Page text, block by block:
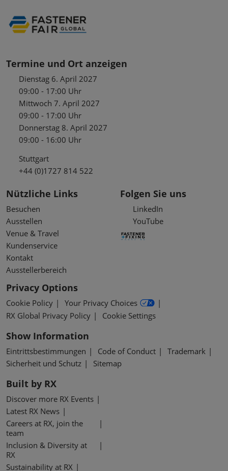
Termine und Ort anzeigen
Dienstag 6. April 2027
09:00 - 17:00 Uhr
Mittwoch 7. April 2027
09:00 - 17:00 Uhr
Donnerstag 8. April 2027
09:00 - 16:00 Uhr
Stuttgart
+44 (0)1727 814 522
Nützliche Links
Besuchen
Ausstellen
Venue & Travel
Kundenservice
Kontakt
Ausstellerbereich
Folgen Sie uns
LinkedIn
YouTube
Privacy Options
Cookie Policy
Your Privacy Choices
RX Global Privacy Policy
Cookie Settings
Show Information
Eintrittsbestimmungen Code of Conduct
Trademark
Sicherheit und Schutz
Sitemap
Built by RX
Discover more RX Events
Latest RX News
Careers at RX, join the
team
Inclusion & Diversity at
RX
Sustainability at RX